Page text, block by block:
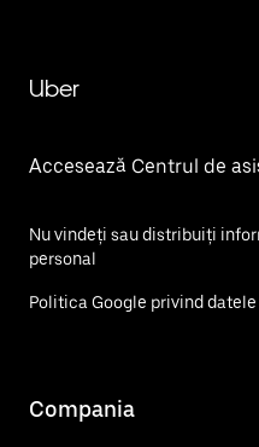
Uber
Accesează Centrul de
Nu vindeți sau distribuiți
personal
Politica Google privind datele
Compania